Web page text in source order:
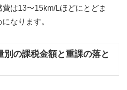
は13〜15km/Lほどにとどま
なります。
別の課税金額と重課の落と